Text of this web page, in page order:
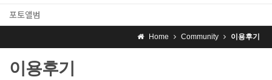
포토앨범
Home Community 이용후기
이용후기